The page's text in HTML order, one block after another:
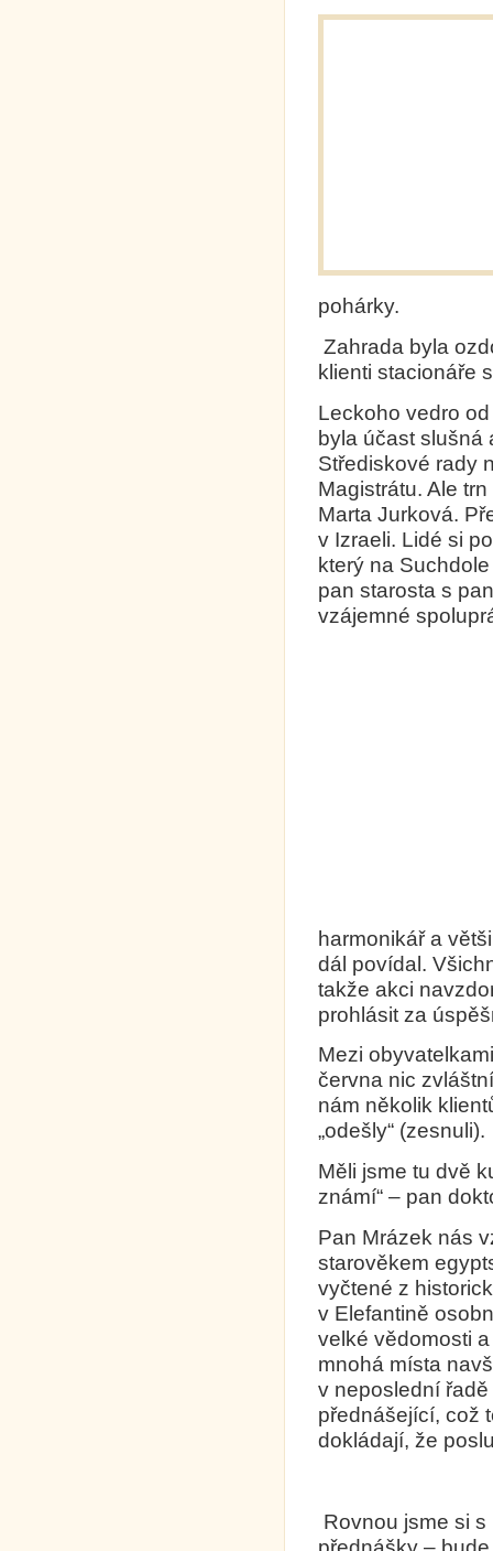
pohárky.
Zahrada byla
klienti stacionáře
Leckoho vedro
byla účast slušná
Střediskové rady
Magistrátu. Ale
Marta Jurková.
v Izraeli. Lidé si
který na
pan starosta s
vzájemné
harmonikář a
dál povídal.
takže akci
prohlásit za
Mezi
června nic
nám několik
„odešly“ (zesnuli).
Měli jsme tu dvě
známí“ – pan
Pan Mrázek nás
starověkem
vyčtené z
v Elefantině
velké vědomosti
mnohá místa
v neposlední
přednášející, což
dokládají, že
Rovnou jsme si